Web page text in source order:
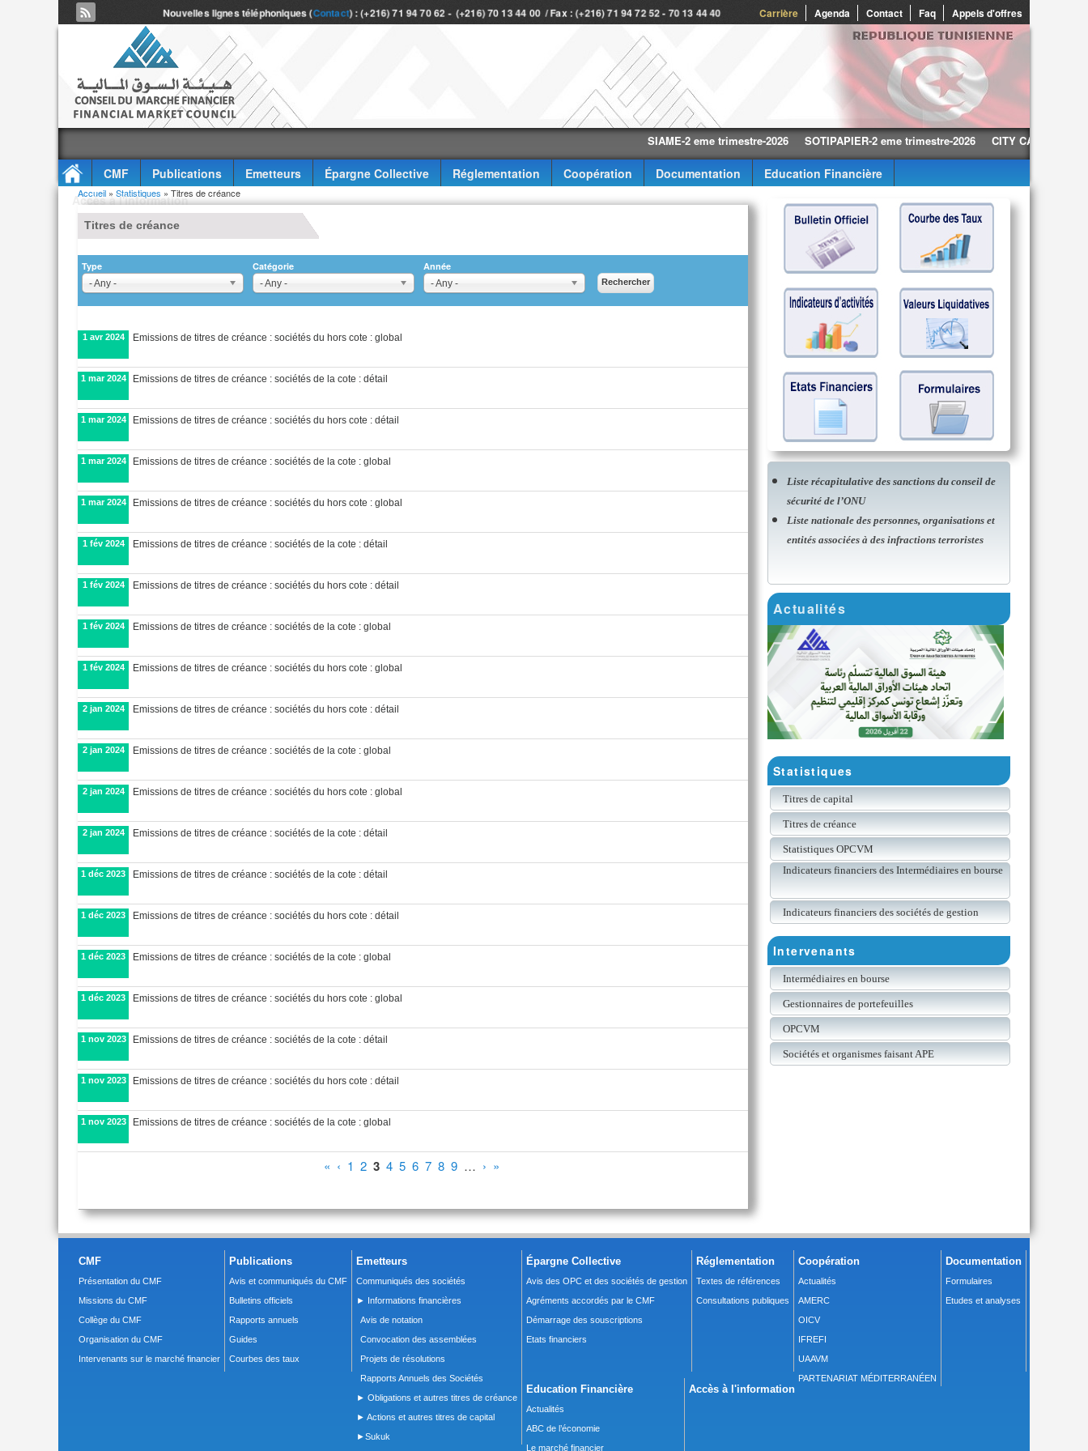
Carrière Agenda Contact Faq Appels d'offres
Nouvelles lignes téléphoniques (Contact) : (+216) 71 94 70 62 - (+216) 70 13 44 00 / Fax : (+216) 71 94 72 52 - 70 13 44 40
SIAME-2 eme trimestre-2026 SOTIPAPIER-2 eme trimestre-2026 CITY CARS-2 eme
CMF Publications Emetteurs Épargne Collective Réglementation Coopération Documentation
Education Financière
Accès à l'information
Vous êtes ici
Accueil » Statistiques » Titres de créance
Titres de créance
Type
- Any -
Catégorie
- Any -
Année
- Any -
1 avr 2024 Emissions de titres de créance : sociétés du hors cote : global
1 mar 2024 Emissions de titres de créance : sociétés de la cote : détail
1 mar 2024 Emissions de titres de créance : sociétés du hors cote : détail
1 mar 2024 Emissions de titres de créance : sociétés de la cote : global
1 mar 2024 Emissions de titres de créance : sociétés du hors cote : global
1 fév 2024 Emissions de titres de créance : sociétés de la cote : détail
1 fév 2024 Emissions de titres de créance : sociétés du hors cote : détail
1 fév 2024 Emissions de titres de créance : sociétés de la cote : global
1 fév 2024 Emissions de titres de créance : sociétés du hors cote : global
2 jan 2024 Emissions de titres de créance : sociétés du hors cote : détail
2 jan 2024 Emissions de titres de créance : sociétés de la cote : global
2 jan 2024 Emissions de titres de créance : sociétés du hors cote : global
2 jan 2024 Emissions de titres de créance : sociétés de la cote : détail
1 déc 2023 Emissions de titres de créance : sociétés de la cote : détail
1 déc 2023 Emissions de titres de créance : sociétés du hors cote : détail
1 déc 2023 Emissions de titres de créance : sociétés de la cote : global
1 déc 2023 Emissions de titres de créance : sociétés du hors cote : global
1 nov 2023 Emissions de titres de créance : sociétés de la cote : détail
1 nov 2023 Emissions de titres de créance : sociétés du hors cote : détail
1 nov 2023 Emissions de titres de créance : sociétés de la cote : global
« ‹ 1 2 3 4 5 6 7 8 9 … › »
Liste récapitulative des sanctions du conseil de
sécurité de l’ONU
Liste nationale des personnes, organisations et
entités associées à des infractions terroristes
Actualités
Statistiques
Titres de capital
Titres de créance
Statistiques OPCVM
Indicateurs financiers des Intermédiaires en bourse
Indicateurs financiers des sociétés de gestion
Intervenants
Intermédiaires en bourse
Gestionnaires de portefeuilles
OPCVM
Sociétés et organismes faisant APE
CMF
Présentation du CMF
Missions du CMF
Collège du CMF
Organisation du CMF
Intervenants sur le marché financier
Publications
Avis et communiqués du CMF
Bulletins officiels
Rapports annuels
Guides
Courbes des taux
Emetteurs
Communiqués des sociétés
► Informations financières
Avis de notation
Convocation des assemblées
Projets de résolutions
Rapports Annuels des Sociétés
► Obligations et autres titres de créance
► Actions et autres titres de capital
►Sukuk
Épargne Collective
Avis des OPC et des sociétés de gestion
Agréments accordés par le CMF
Démarrage des souscriptions
Etats financiers
Réglementation
Textes de références
Consultations publiques
Coopération
Actualités
AMERC
OICV
IFREFI
UAAVM
PARTENARIAT MÉDITERRANÉEN
Documentation
Formulaires
Etudes et analyses
Education Financière
Actualités
ABC de l’économie
Le marché financier
Accès à l'information